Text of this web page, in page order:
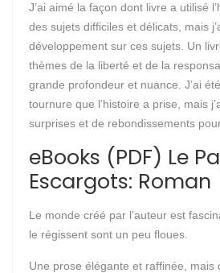
J’ai aimé la façon dont livre a utilisé
des sujets difficiles et délicats, mais
développement sur ces sujets. Un
thèmes de la liberté et de la
grande profondeur et nuance. J’ai
tournure que l’histoire a prise, mais
surprises et de rebondissements
eBooks (PDF) Le
Escargots: Roman
Le monde créé par l’auteur est
le régissent sont un peu floues.
Une prose élégante et raffinée, mais